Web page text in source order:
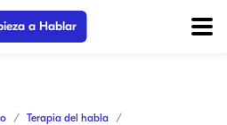
a Hablar
Terapia del habla